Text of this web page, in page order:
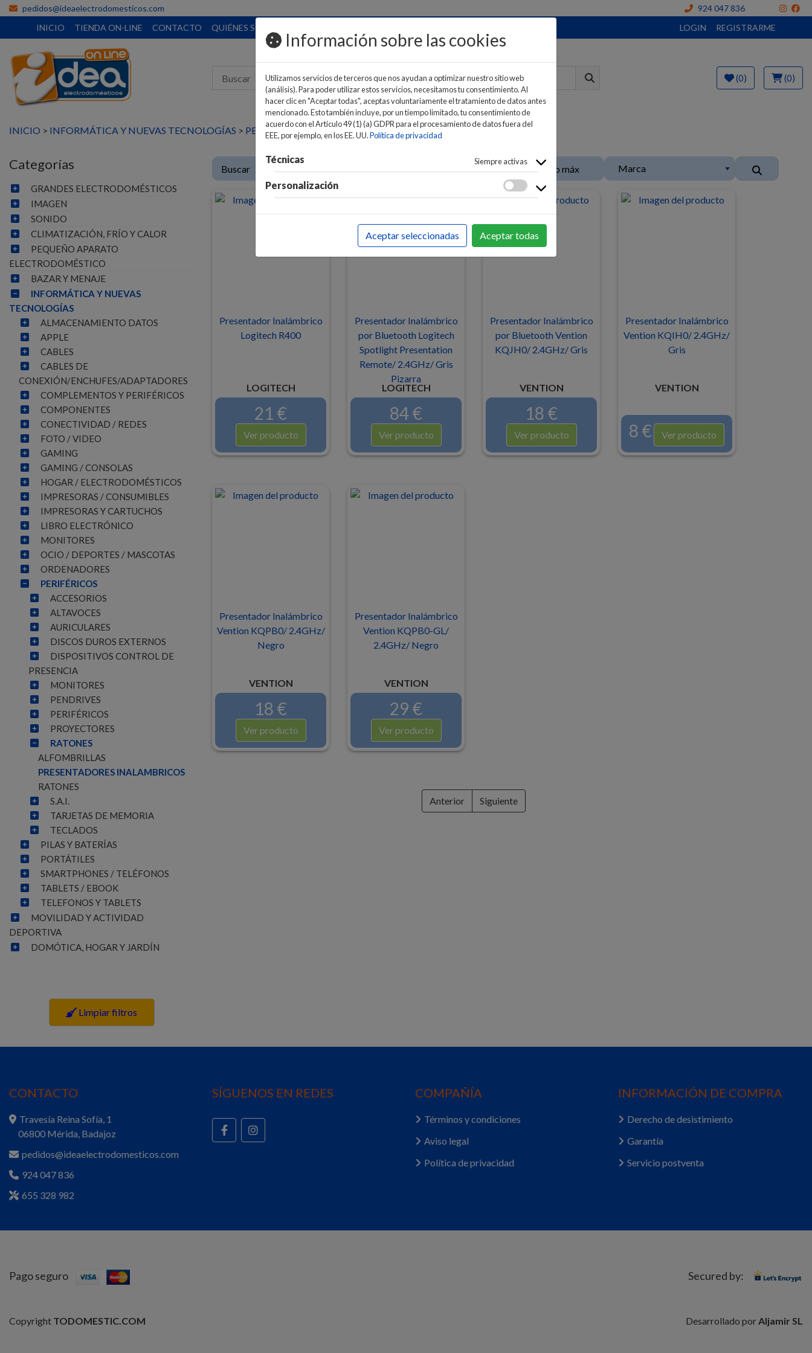
pedidos@ideaelectrodomesticos.com
924 047 836
INICIO
TIENDA ON-LINE CONTACTO QUIÉNES SOMOS LOGIN REGISTRARME
(0) (0)
INICIO > INFORMÁTICA Y NUEVAS TECNOLOGÍAS > PERIFÉRICOS>RATONES>PRESENTADORES INALAMBRICOS
Categorías
GRANDES ELECTRODOMÉSTICOS
IMAGEN
SONIDO
CLIMATIZACIÓN, FRÍO Y CALOR
PEQUEÑO APARATO
ELECTRODOMÉSTICO
BAZAR Y MENAJE
INFORMÁTICA Y NUEVAS
TECNOLOGÍAS
ALMACENAMIENTO DATOS
APPLE
CABLES
CABLES DE
CONEXIÓN/ENCHUFES/ADAPTADORES
COMPLEMENTOS Y PERIFÉRICOS
COMPONENTES
CONECTIVIDAD / REDES
FOTO / VIDEO
GAMING
GAMING / CONSOLAS
HOGAR / ELECTRODOMÉSTICOS
IMPRESORAS / CONSUMIBLES
IMPRESORAS Y CARTUCHOS
LIBRO ELECTRÓNICO
MONITORES
OCIO / DEPORTES / MASCOTAS
ORDENADORES
PERIFÉRICOS
ACCESORIOS
ALTAVOCES
AURICULARES
DISCOS DUROS EXTERNOS
DISPOSITIVOS CONTROL DE
PRESENCIA
MONITORES
PENDRIVES
PERIFÉRICOS
PROYECTORES
RATONES
ALFOMBRILLAS
PRESENTADORES INALAMBRICOS
RATONES
S.A.I.
TARJETAS DE MEMORIA
TECLADOS
PILAS Y BATERÍAS
PORTÁTILES
SMARTPHONES / TELÉFONOS
TABLETS / EBOOK
TELEFONOS Y TABLETS
MOVILIDAD Y ACTIVIDAD
DEPORTIVA
DOMÓTICA, HOGAR Y JARDÍN
Limpiar filtros
Marca
Presentador Inalámbrico
Logitech R400
LOGITECH
21 €
Ver producto
Presentador Inalámbrico
por Bluetooth Logitech
Spotlight Presentation
Remote/ 2.4GHz/ Gris
Pizarra
LOGITECH
84 €
Ver producto
Presentador Inalámbrico
por Bluetooth Vention
KQJH0/ 2.4GHz/ Gris
VENTION
18 €
Ver producto
Presentador Inalámbrico
Vention KQIH0/ 2.4GHz/
Gris
VENTION
8 € Ver producto
Presentador Inalámbrico
Vention KQPB0/ 2.4GHz/
Negro
VENTION
18 €
Ver producto
Presentador Inalámbrico
Vention KQPB0-GL/
2.4GHz/ Negro
VENTION
29 €
Ver producto
Anterior Siguiente
CONTACTO
Travesía Reina Sofía, 1
06800 Mérida, Badajoz
pedidos@ideaelectrodomesticos.com
924 047 836
655 328 982
SÍGUENOS EN REDES COMPAÑÍA
Términos y condiciones
Aviso legal
Política de privacidad
INFORMACIÓN DE COMPRA
Derecho de desistimiento
Garantía
Servicio postventa
Pago seguro Secured by:
Copyright TODOMESTIC.COM Desarrollado porAljamir SL
Información sobre las cookies
Utilizamos servicios de terceros que nos ayudan a optimizar nuestro sitio web
(análisis). Para poder utilizar estos servicios, necesitamos tu consentimiento. Al
hacer clic en "Aceptar todas", aceptas voluntariamente el tratamiento de datos antes
mencionado. Esto también incluye, por un tiempo limitado, tu consentimiento de
acuerdo con el Artículo 49 (1) (a) GDPR para el procesamiento de datos fuera del
EEE, por ejemplo, en los EE. UU.Política de privacidad
Técnicas Siempre activas
Personalización
Aceptar seleccionadas Aceptar todas